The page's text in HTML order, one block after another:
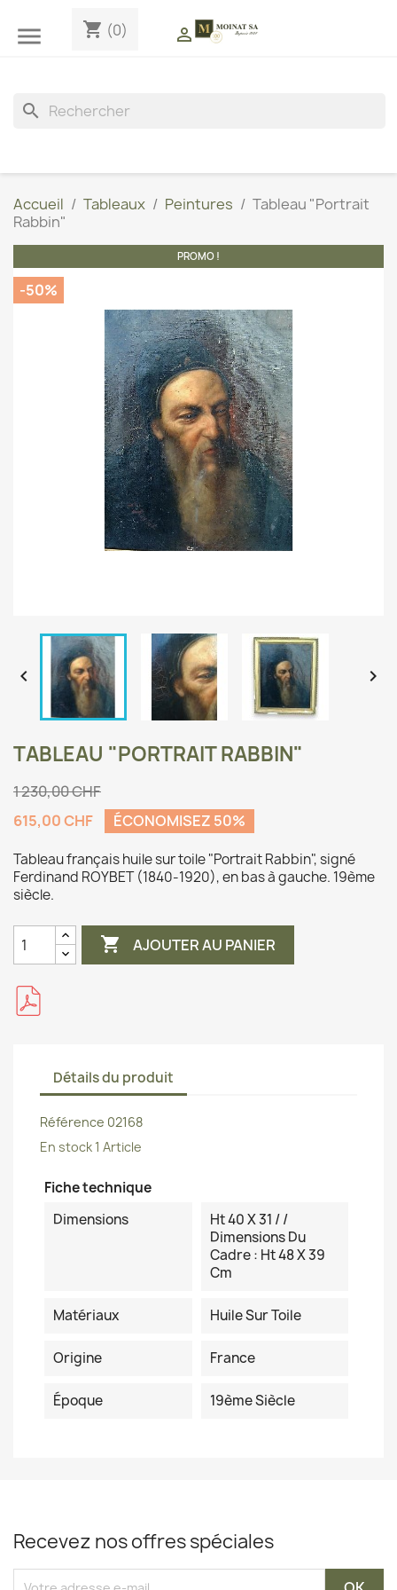
 shopping_cart (0) 
search
Accueil Tableaux Peintures
Tableau "Portrait
Rabbin"
PROMO !
-50%
 
TABLEAU "PORTRAIT RABBIN"
1 230,00 CHF
615,00 CHF
ÉCONOMISEZ 50%
Tableau français huile sur toile "Portrait Rabbin", signé
Ferdinand ROYBET (1840-1920), en bas à gauche. 19ème
siècle.
 AJOUTER AU PANIER
Détails du produit
Référence 02168
En stock 1 Article
Fiche technique
Dimensions
Ht 40 X 31 / /
Dimensions Du
Cadre : Ht 48 X 39
Cm
Matériaux Huile Sur Toile
Origine France
Époque 19ème Siècle
Recevez nos offres spéciales